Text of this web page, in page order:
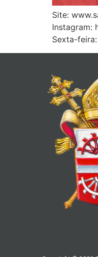
Site:
Instagram:
Sexta-